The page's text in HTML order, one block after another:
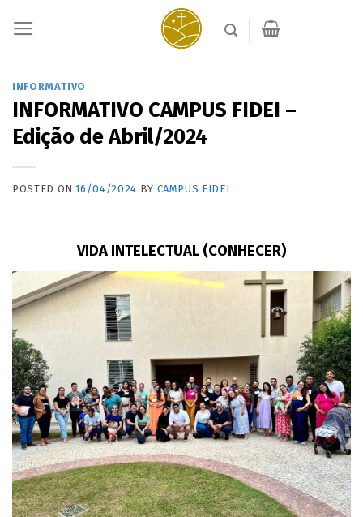
INFORMATIVO
INFORMATIVO CAMPUS FIDEI –
Edição de Abril/2024
POSTED ON16/04/2024 BY CAMPUS FIDEI
VIDA INTELECTUAL (CONHECER)